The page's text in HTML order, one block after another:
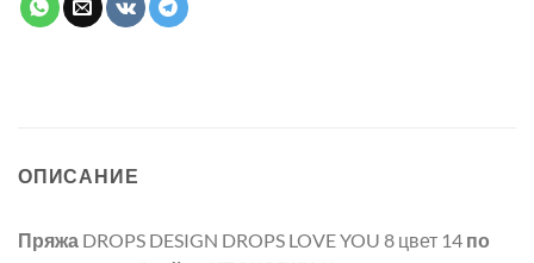
ОПИСАНИЕ
Пряжа DROPS DESIGN DROPS LOVE YOU 8 цвет 14 по